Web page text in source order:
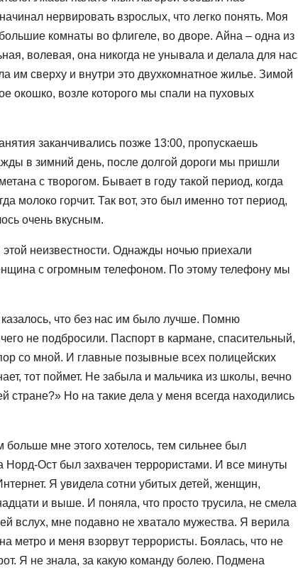
нервировать взрослых, что легко понять. Моя
комнаты во флигеле, во дворе. Айна – одна из
волевая, она никогда не унывала и делала для нас
им сверху и внутри это двухкомнатное жилье. Зимой
окошко, возле которого мы спали на пуховых
заканчивались позже 13:00, пропускаешь
в зимний день, после долгой дороги мы пришли
с творогом. Бывает в году такой период, когда
молоко горчит. Так вот, это был именно тот период,
очень вкусным.
неизвестности. Однажды ночью приехали
с огромным телефоном. По этому телефону мы
что без нас им было лучше. Помню
не подбросили. Паспорт в кармане, спасительный,
со мной. И главные позывные всех полицейских
тот поймет. Не забыла и мальчика из школы, вечно
стране?» Но на такие дела у меня всегда находились
больше мне этого хотелось, тем сильнее был
Ост был захвачен террористами. И все минуты
Я увидела сотни убитых детей, женщин,
и выше. И поняла, что просто трусила, не смела
вслух, мне подавно не хватало мужества. Я верила
метро и меня взорвут террористы. Боялась, что не
Я не знала, за какую команду болею. Подмена